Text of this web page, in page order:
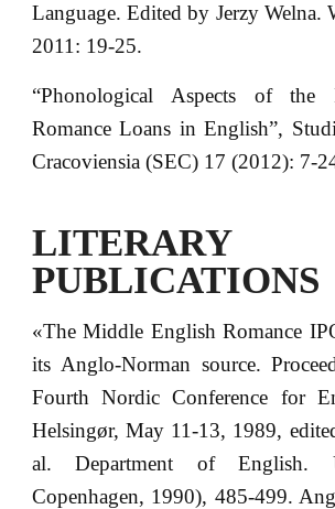
Language. Edited by Jerzy Welna.
2011: 19-25.
“Phonological Aspects of the
Romance Loans in English”,
Cracoviensia (SEC) 17 (2012): 7-
LITERARY
PUBLICATIONS
«The Middle English Romance
its Anglo-Norman source.
Fourth Nordic Conference for
Helsingør, May 11-13, 1989,
al. Department of English.
Copenhagen, 1990), 485-499.